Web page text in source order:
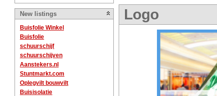
New listings
Buisfolie Winkel
Buisfolie
schuurschijf
schuurschijven
Aanstekers.nl
Stuntmarkt.com
Oplegvilt bouwvilt
Buisisolatie
Logo